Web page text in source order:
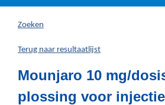
hier:
Zoeken
Terug naar resultaatlijst
Mounjaro 10 mg/
plossing voor